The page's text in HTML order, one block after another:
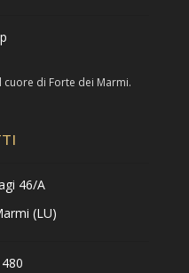
di Forte dei Marmi.
46/A
(LU)